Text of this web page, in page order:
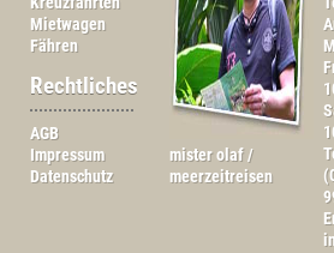
Mietwagen
Fähren
Rechtliches
AGB
Impressum
Datenschutz
mister olaf /
meerzeitreisen